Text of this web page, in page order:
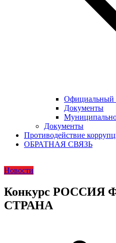
Официальный
Документы
Документы
Противодействие
ОБРАТНАЯ СВЯЗЬ
Новости
Конкурс РОССИЯ
СТРАНА